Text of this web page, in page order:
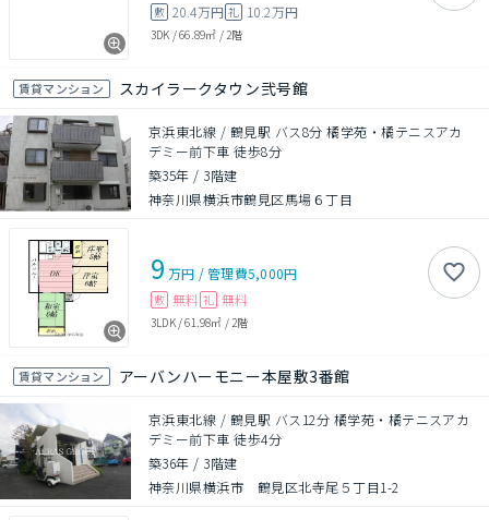
敷 20.4万円 礼 10.2万円
3DK /66.89㎡ / 2階
賃貸マンション スカイラークタウン弐号館
京浜東北線 / 鶴見駅 バス8分 橘学苑・橘テニスアカ
デミー前下車 徒歩8分
築35年 / 3階建
神奈川県横浜市鶴見区馬場６丁目
9 万円 /管理費5,000円
敷 無料 礼 無料
3LDK/61.98㎡ / 2階
賃貸マンション アーバンハーモニー本屋敷3番館
京浜東北線 / 鶴見駅 バス12分 橘学苑・橘テニスアカ
デミー前下車 徒歩4分
築36年 / 3階建
神奈川県横浜市 鶴見区北寺尾５丁目1-2